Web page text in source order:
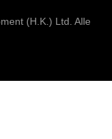
(H.K.) Ltd. Alle